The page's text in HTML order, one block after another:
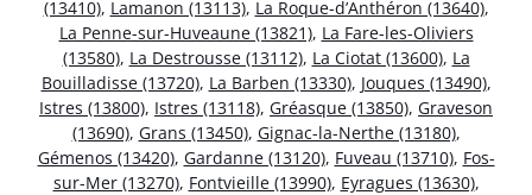
(13410), Lamanon (13113), La Roque-d’Anthéron (13640),
La Penne-sur-Huveaune (13821), La Fare-les-Oliviers
(13580), La Destrousse (13112), La Ciotat (13600), La
Bouilladisse (13720), La Barben (13330), Jouques (13490),
Istres (13800), Istres (13118), Gréasque (13850), Graveson
(13690), Grans (13450), Gignac-la-Nerthe (13180),
Gémenos (13420), Gardanne (13120), Fuveau (13710), Fos-
sur-Mer (13270), Fontvieille (13990), Eyragues (13630),